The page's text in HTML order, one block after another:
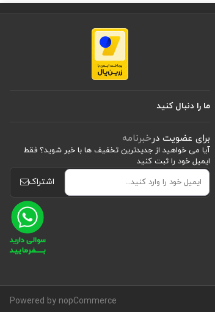
ما را دنبال کنید
برای عضویت درخبرنامه
آیا می خواهید از جدید‌ترین تخفیف‌ ها با‌ خبر شوید؟ فقط
ایمیل خود را ثبت کنید
اشتراک
Powered by nopCommerce